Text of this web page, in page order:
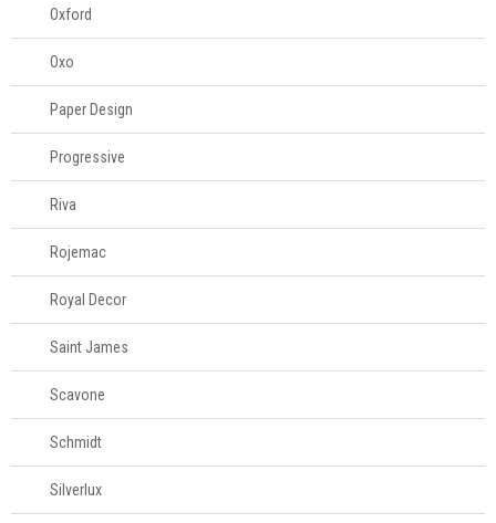
Oxford
Oxo
Paper Design
Progressive
Riva
Rojemac
Royal Decor
Saint James
Scavone
Schmidt
Silverlux